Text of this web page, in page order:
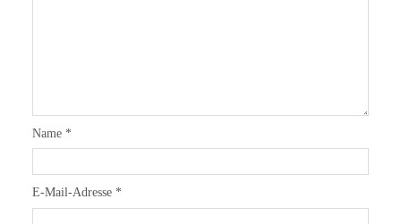
Name *
E-Mail-Adresse *